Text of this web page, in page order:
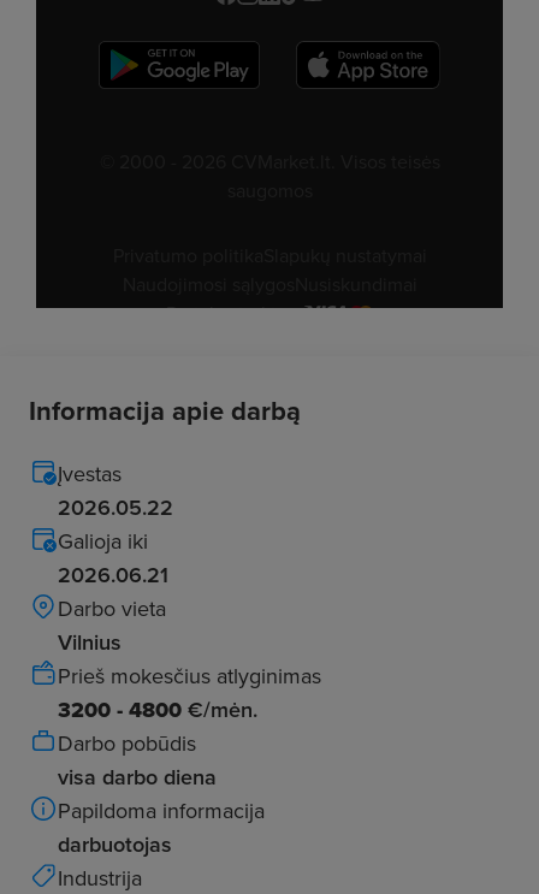
Informacija apie darbą
Įvestas
2026.05.22
Galioja iki
2026.06.21
Darbo vieta
Vilnius
Prieš mokesčius atlyginimas
3200 - 4800 €/mėn.
Darbo pobūdis
visa darbo diena
Papildoma informacija
darbuotojas
Industrija